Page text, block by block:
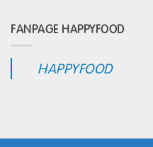
FANPAGE HAPPYFOOD
HAPPYFOOD